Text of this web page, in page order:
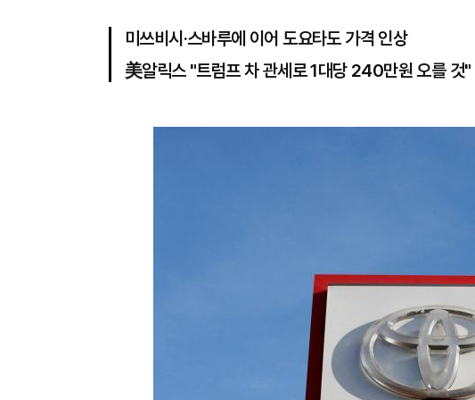
미쓰비시·스바루에 이어 도요타도 가격 인상
美알릭스 "트럼프 차 관세로 1대당 240만원 오를 것"